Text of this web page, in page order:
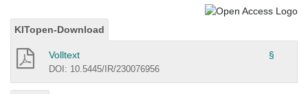
KITopen-Download
Volltext §
DOI: 10.5445/IR/230076956